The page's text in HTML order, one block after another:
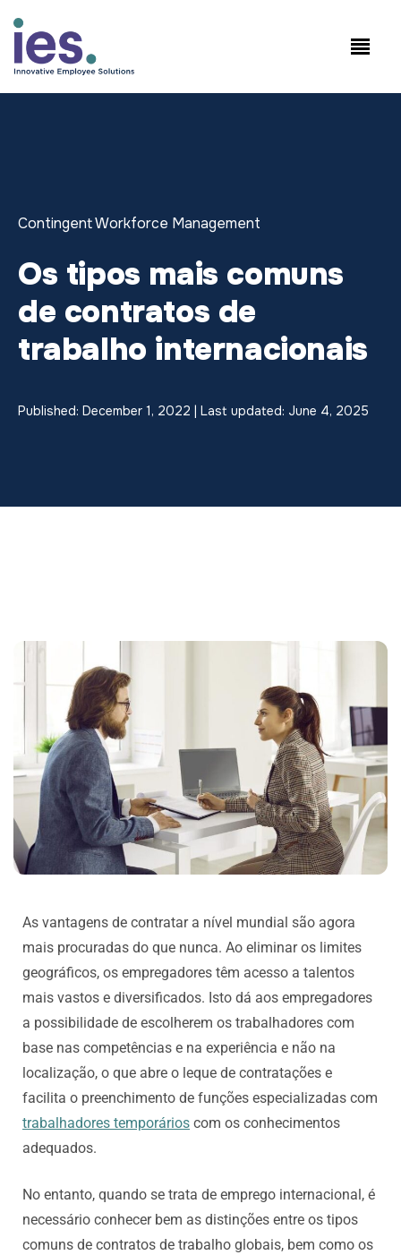
Empregados
+1.858.300.2757
Contingent Workforce Management
Os tipos mais comuns
de contratos de
trabalho internacionais
Published: December 1, 2022 | Last updated: June 4, 2025
As vantagens de contratar a nível mundial são agora
mais procuradas do que nunca. Ao eliminar os limites
geográficos, os empregadores têm acesso a talentos
mais vastos e diversificados. Isto dá aos empregadores
a possibilidade de escolherem os trabalhadores com
base nas competências e na experiência e não na
localização, o que abre o leque de contratações e
facilita o preenchimento de funções especializadas com
trabalhadores temporários com os conhecimentos
adequados.
No entanto, quando se trata de emprego internacional, é
necessário conhecer bem as distinções entre os tipos
comuns de contratos de trabalho globais, bem como os